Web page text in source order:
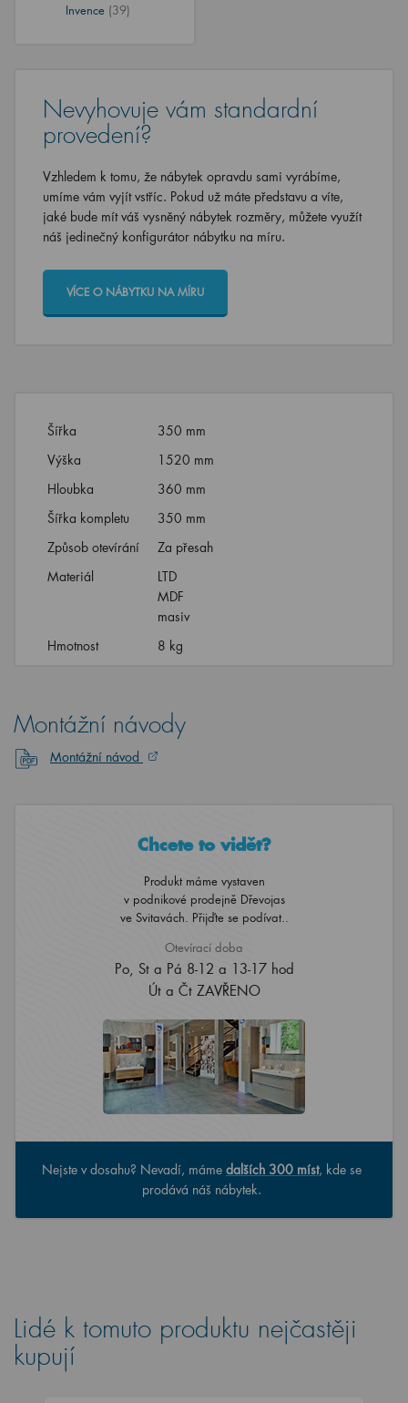
Nevyhovuje vám standardní
provedení?
Vzhledem k tomu, že nábytek opravdu sami vyrábíme,
umíme vám vyjít vstříc. Pokud už máte představu a víte,
jaké bude mít váš vysněný nábytek rozměry, můžete využít
náš jedinečný konfigurátor nábytku na míru.
VÍCE O NÁBYTKU NA MÍRU
Šířka
Výška
Hloubka
Šířka kompletu
Způsob otevírání
Za přesah
Materiál
MDF
masiv
8 kg
Montážní návody
Montážní návod
Chcete to vidět?
v podnikové prodejně Dřevojas
ve Svitavách. Přijďte se podívat..
Po, St a Pá 8-12 a 13-17 hod
Út a Čt ZAVŘENO
Nejste v dosahu? Nevadí, máme dalších 300 míst
, kde se
prodává náš nábytek.
Lidé k tomuto produktu nejčastěji
kupují